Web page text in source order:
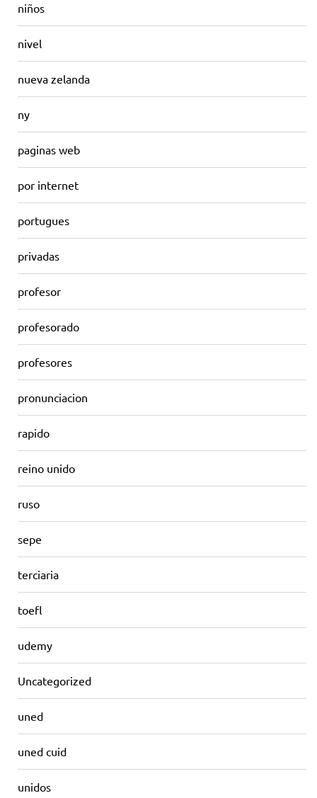
niños
nivel
nueva zelanda
ny
paginas web
por internet
portugues
privadas
profesor
profesorado
profesores
pronunciacion
rapido
reino unido
ruso
sepe
terciaria
toefl
udemy
Uncategorized
uned
uned cuid
unidos